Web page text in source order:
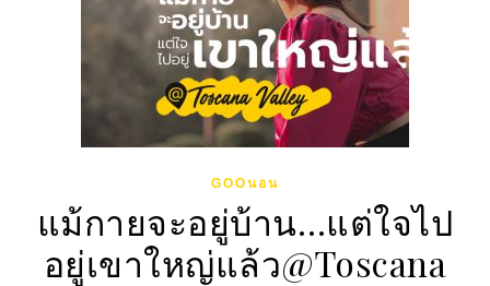
GOOนอน
แม้กายจะอยู่บ้าน…แต่ใจไป
อยู่เขาใหญ่แล้ว@Toscana